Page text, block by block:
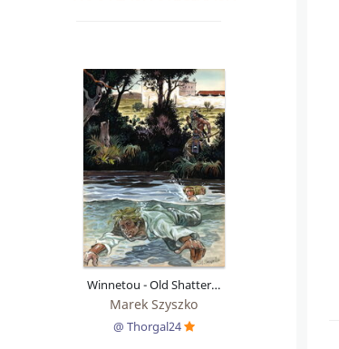
Winnetou - Old Shatterhand
Marek Szyszko
@ Thorgal24